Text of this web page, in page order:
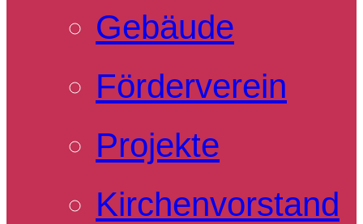
Gebäude
Förderverein
Projekte
Kirchenvorstand